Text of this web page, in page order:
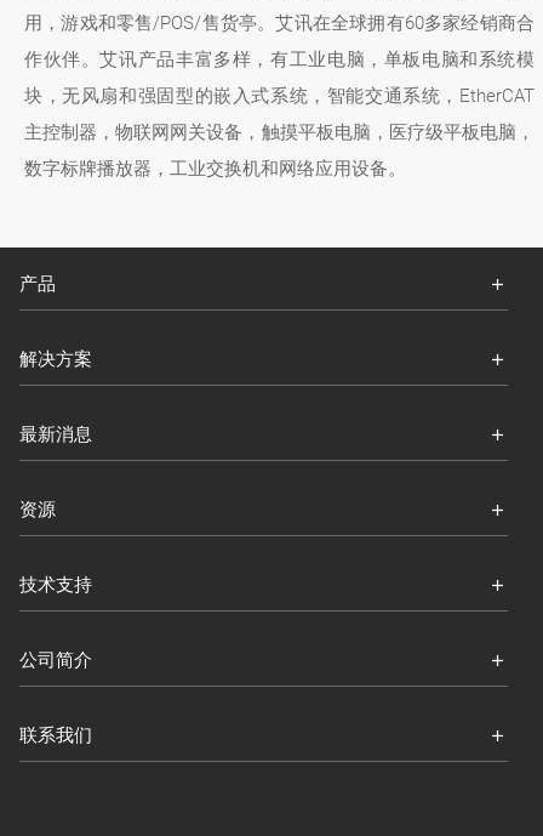
用，游戏和零售/POS/售货亭。艾讯在全球拥有60多家经销商合
作伙伴。艾讯产品丰富多样，有工业电脑，单板电脑和系统模
块，无风扇和强固型的嵌入式系统，智能交通系统，EtherCAT
主控制器，物联网网关设备，触摸平板电脑，医疗级平板电脑，
数字标牌播放器，工业交换机和网络应用设备。
产品
解决方案
最新消息
资源
技术支持
公司简介
联系我们